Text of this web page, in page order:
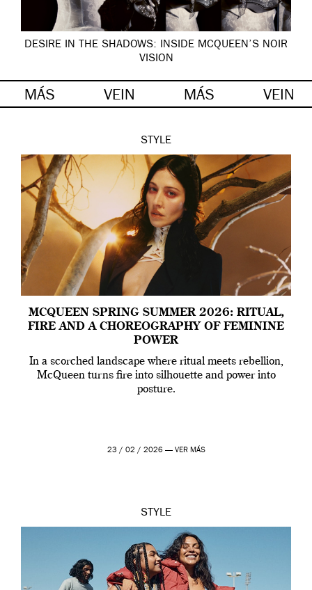
DESIRE IN THE SHADOWS: INSIDE MCQUEEN’S NOIR
VISION
MÁS VEIN MÁS VEIN
STYLE
MCQUEEN SPRING SUMMER 2026: RITUAL,
FIRE AND A CHOREOGRAPHY OF FEMININE
POWER
In a scorched landscape where ritual meets rebellion,
McQueen turns fire into silhouette and power into
posture.
23 / 02 / 2026 — VER MÁS
STYLE